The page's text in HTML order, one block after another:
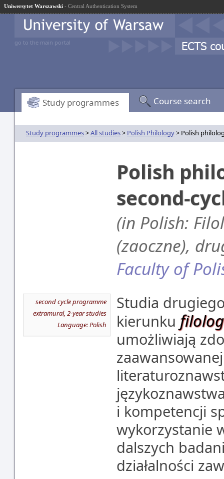
Uniwersytet Warszawski - Central Authentication System
go to the main portal
Study programmes Course search
Study programmes>All studies> Polish Philology> Polish
Polish
second-
(in Polish:
(zaoczne),
Faculty of
second cycle programme
extramural, 2-year studies
Language: Polish
Studia
kierunku
umożliwiają
i kompetencji
wykorzystanie
dalszych
działalności